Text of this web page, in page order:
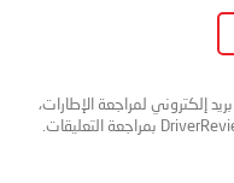
إلكتروني لمراجعة الإطارات،